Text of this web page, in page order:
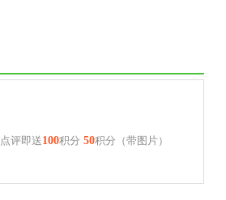
点评即送100积分 50积分（带图片）